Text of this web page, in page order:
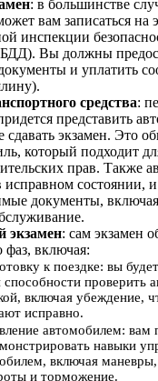
: в большинстве
вам записаться на
инспекции
Вы должны
и уплатить
средства:
представить
сдавать экзамен. Это
который подходит
прав. Также
исправном состоянии,
документы,
экзамен: сам экзамен
фаз, включая:
к поездке: вы
проверить
включая убеждение,
исправно.
автомобилем: вам
навыки
включая
и торможение.